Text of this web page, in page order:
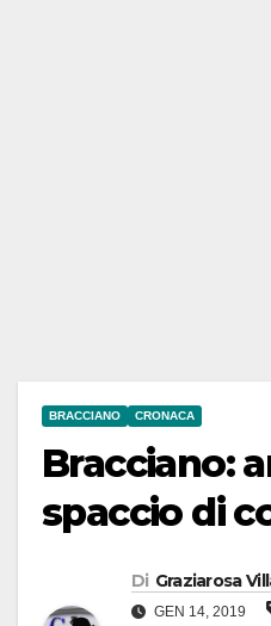
BRACCIANO CRONACA
Bracciano:
spaccio di
Di Graziarosa
GEN 14, 2019